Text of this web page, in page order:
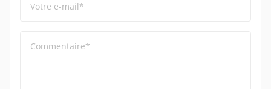
Votre e-mail*
Commentaire*